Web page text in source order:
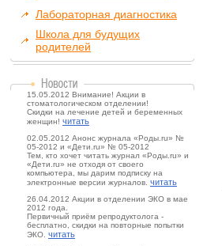
Лабораторная диагностика
Школа для будущих
родителей
15.05.2012 Внимание! Акции в
стоматологическом отделении!
Скидки на лечение детей и беременных
женщин! читать
02.05.2012 Анонс журнала «Роды.ru» №
05-2012 и «Дети.ru» № 05-2012
Тем, кто хочет читать журнал «Роды.ru» и
«Дети.ru» не отходя от своего
компьютера, мы дарим подписку на
электронные версии журналов. читать
26.04.2012 Акции в отделении ЭКО в мае
2012 года.
Первичный приём репродуктолога -
бесплатно, скидки на повторные попытки
ЭКО. читать